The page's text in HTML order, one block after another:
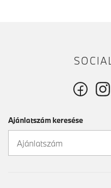
Ajánlatszám keresése